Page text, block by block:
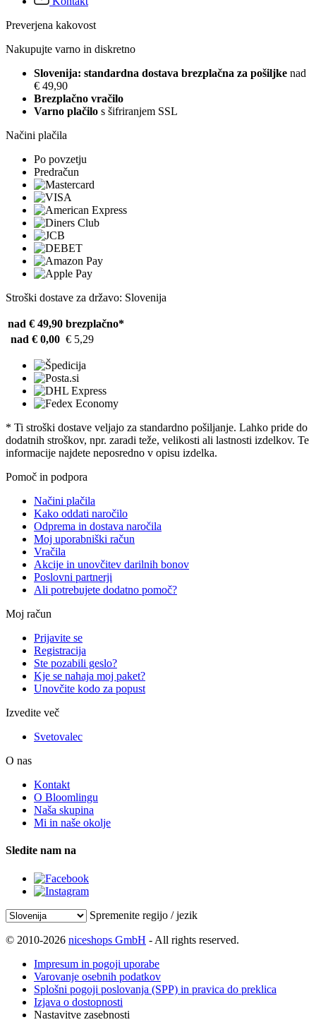
Preverjena kakovost
Nakupujte varno in diskretno
Slovenija: standardna dostava brezplačna za pošiljke nad
€ 49,90
Brezplačno vračilo
Varno plačilo s šifriranjem SSL
Načini plačila
Po povzetju
Predračun
Stroški dostave za državo: Slovenija
nad € 49,90 brezplačno*
nad € 0,00 € 5,29
* Ti stroški dostave veljajo za standardno pošiljanje. Lahko pride do
dodatnih stroškov, npr. zaradi teže, velikosti ali lastnosti izdelkov. Te
informacije najdete neposredno v opisu izdelka.
Pomoč in podpora
Načini plačila
Kako oddati naročilo
Odprema in dostava naročila
Moj uporabniški račun
Vračila
Akcije in unovčitev darilnih bonov
Poslovni partnerji
Ali potrebujete dodatno pomoč?
Moj račun
Prijavite se
Registracija
Ste pozabili geslo?
Kje se nahaja moj paket?
Unovčite kodo za popust
Izvedite več
Svetovalec
O nas
Kontakt
O Bloomlingu
Naša skupina
Mi in naše okolje
Sledite nam na
Spremenite regijo / jezik
© 2010-2026 niceshops GmbH - All rights reserved.
Impresum in pogoji uporabe
Varovanje osebnih podatkov
Splošni pogoji poslovanja (SPP) in pravica do preklica
Izjava o dostopnosti
Nastavitve zasebnosti